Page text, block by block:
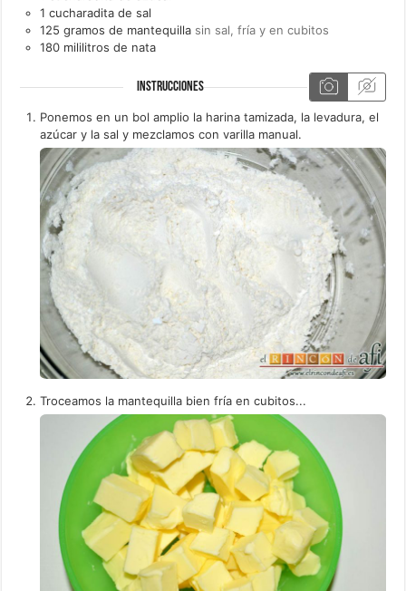
1 cucharadita de sal
125 gramos de mantequilla sin sal, fría y en cubitos
180 mililitros de nata
INSTRUCCIONES
Ponemos en un bol amplio la harina tamizada, la levadura, el
azúcar y la sal y mezclamos con varilla manual.
Troceamos la mantequilla bien fría en cubitos...